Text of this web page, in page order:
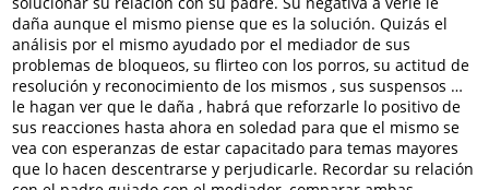
daña aunque el mismo piense que es la solución. Quizás el
análisis por el mismo ayudado por el mediador de sus
problemas de bloqueos, su flirteo con los porros, su actitud de
resolución y reconocimiento de los mismos , sus suspensos …
le hagan ver que le daña , habrá que reforzarle lo positivo de
sus reacciones hasta ahora en soledad para que el mismo se
vea con esperanzas de estar capacitado para temas mayores
que lo hacen descentrarse y perjudicarle. Recordar su relación